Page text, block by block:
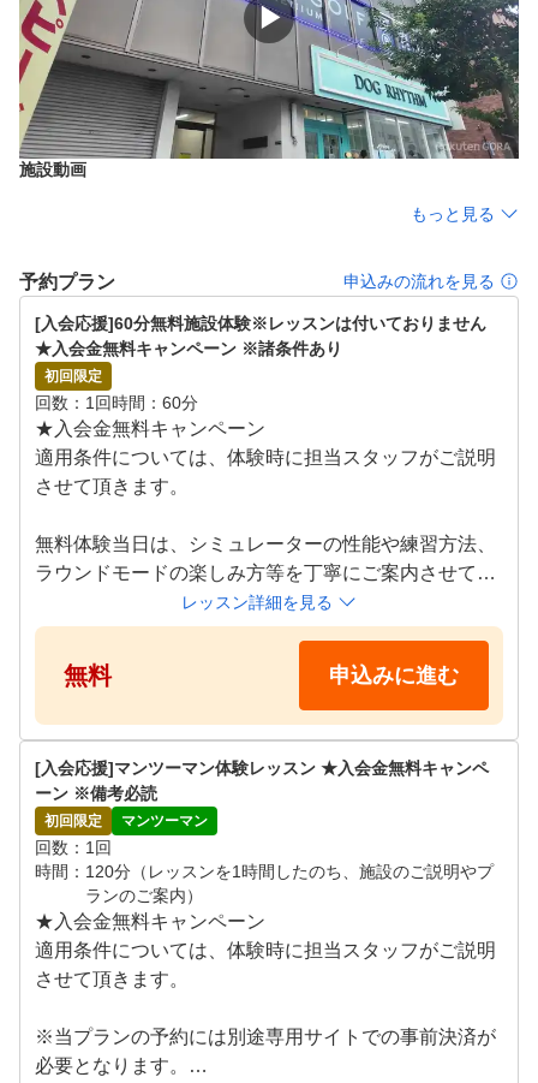
▶
施設動画
もっと見る
予約プラン 申込みの流れを見る
[入会応援]60分無料施設体験※レッスンは付いておりません
★入会金無料キャンペーン ※諸条件あり
初回限定
回数 1回時間 60分
★入会金無料キャンペーン
適用条件については、体験時に担当スタッフがご説明
させて頂きます。
無料体験当日は、シミュレーターの性能や練習方法、
ラウンドモードの楽しみ方等を丁寧にご案内させてい
クラブのお貸出しも無料で行っておりますので、お気
軽にお越しください！
●施設体験スケジュール
月~日 09:00～21:00
※ご希望の日時をリクエスト画面よりご提示ください
。追ってご連絡差し上げます。
レッスン詳細を見る
無料 申込みに進む
[入会応援]マンツーマン体験レッスン ★入会金無料キャンペ
ーン ※備考必読
初回限定 マンツーマン
回数
1回
時間
120分（レッスンを1時間したのち、施設のご説明やプ
ランのご案内）
★入会金無料キャンペーン
適用条件については、体験時に担当スタッフがご説明
させて頂きます。
※当プランの予約には別途専用サイトでの事前決済が
必要となります。